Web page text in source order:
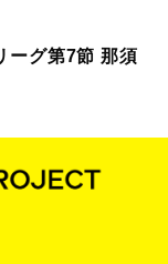
グ第7節 那須